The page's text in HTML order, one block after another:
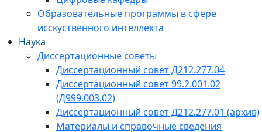
Образовательные программы в сфере
исскуственного интеллекта
Наука
Диссертационные советы
Диссертационный совет Д212.277.04
Диссертационный совет 99.2.001.02
(Д999.003.02)
Диссертационный совет Д212.277.01 (архив)
Материалы и справочные сведения